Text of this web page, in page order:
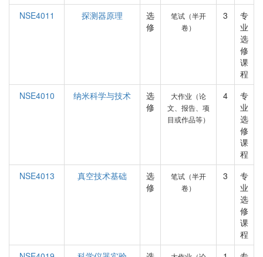
NSE4011
探测器原理
选
修
笔试（半开
卷）
3
专
业
选
修
课
程
NSE4010
纳米科学与技术
选
修
大作业（论
文、报告、项
目或作品等）
4
专
业
选
修
课
程
NSE4013
真空技术基础
选
修
笔试（半开
卷）
3
专
业
选
修
课
程